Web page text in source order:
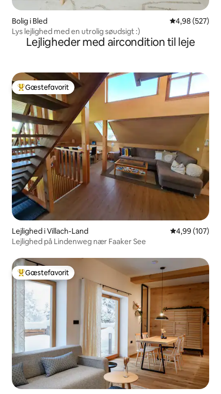
Bolig i Bled 4,98 ud af 5 i
4,98 (527)
Lys lejlighed med en utrolig søudsigt :)
Lejligheder med aircondition til leje
Bedste gæstefavorit
Gæstefavorit
Lejlighed i Villach-Land 4,99 ud af 5 i
4,99 (107)
Lejlighed på Lindenweg nær Faaker See
Bedste gæstefavorit
Gæstefavorit